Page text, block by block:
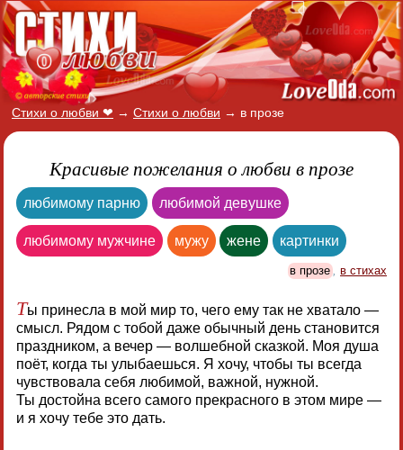
Стихи о любви ❤ → Стихи о любви → в прозе
Красивые пожелания о любви в прозе
любимому парню любимой девушке
любимому мужчине мужу жене картинки
в прозе , в стихах
Ты принесла в мой мир то, чего ему так не хватало —
смысл. Рядом с тобой даже обычный день становится
праздником, а вечер — волшебной сказкой. Моя душа
поёт, когда ты улыбаешься. Я хочу, чтобы ты всегда
чувствовала себя любимой, важной, нужной.
Ты достойна всего самого прекрасного в этом мире —
и я хочу тебе это дать.